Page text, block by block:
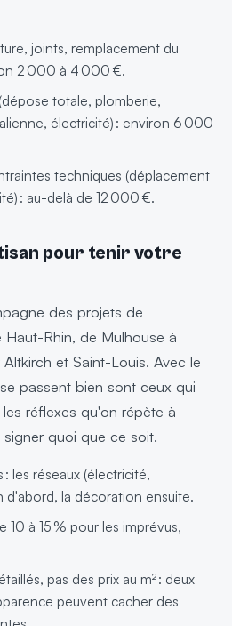
joints, remplacement du
2 000 à 4 000 €.
totale, plomberie,
électricité) : environ 6 000
techniques (déplacement
: au-delà de 12 000 €.
pour tenir votre
des projets de
Rhin, de Mulhouse à
et Saint-Louis. Avec le
passent bien sont ceux qui
réflexes qu'on répète à
quoi que ce soit.
les réseaux (électricité,
d'abord, la décoration ensuite.
10 à 15 % pour les imprévus,
pas des prix au m² : deux
peuvent cacher des